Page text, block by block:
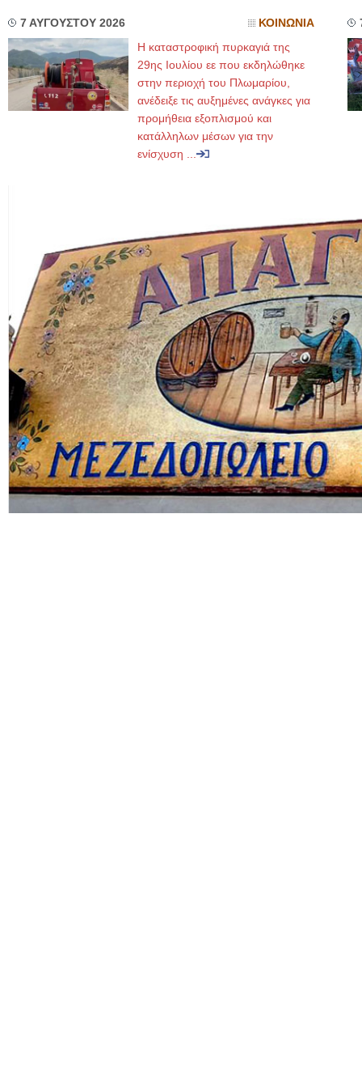
7 ΑΥΓΟΥΣΤΟΥ 2026 ΚΟΙΝΩΝΙΑ
Η καταστροφική πυρκαγιά της
29ης Ιουλίου εε που εκδηλώθηκε
στην περιοχή του Πλωμαρίου,
ανέδειξε τις αυξημένες ανάγκες για
προμήθεια εξοπλισμού και
κατάλληλων μέσων για την
ενίσχυση ...